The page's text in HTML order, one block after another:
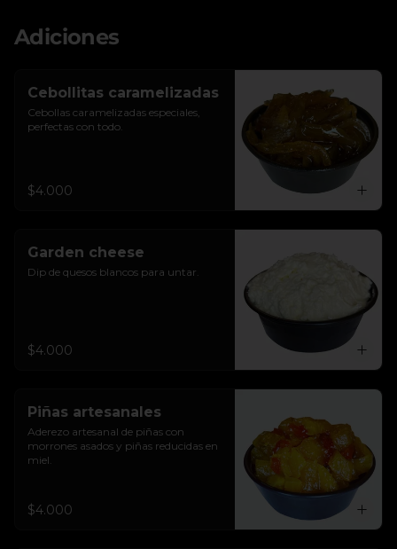
Adiciones
Cebollitas caramelizadas
Cebollas caramelizadas especiales,
perfectas con todo.
$4.000
Garden cheese
Dip de quesos blancos para untar.
$4.000
Piñas artesanales
Aderezo artesanal de piñas con
morrones asados y piñas reducidas en
miel.
$4.000